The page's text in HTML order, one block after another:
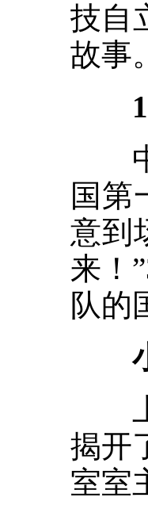
技自
故事。
中
国第
意到
来！
队的
小
上
揭开
室室